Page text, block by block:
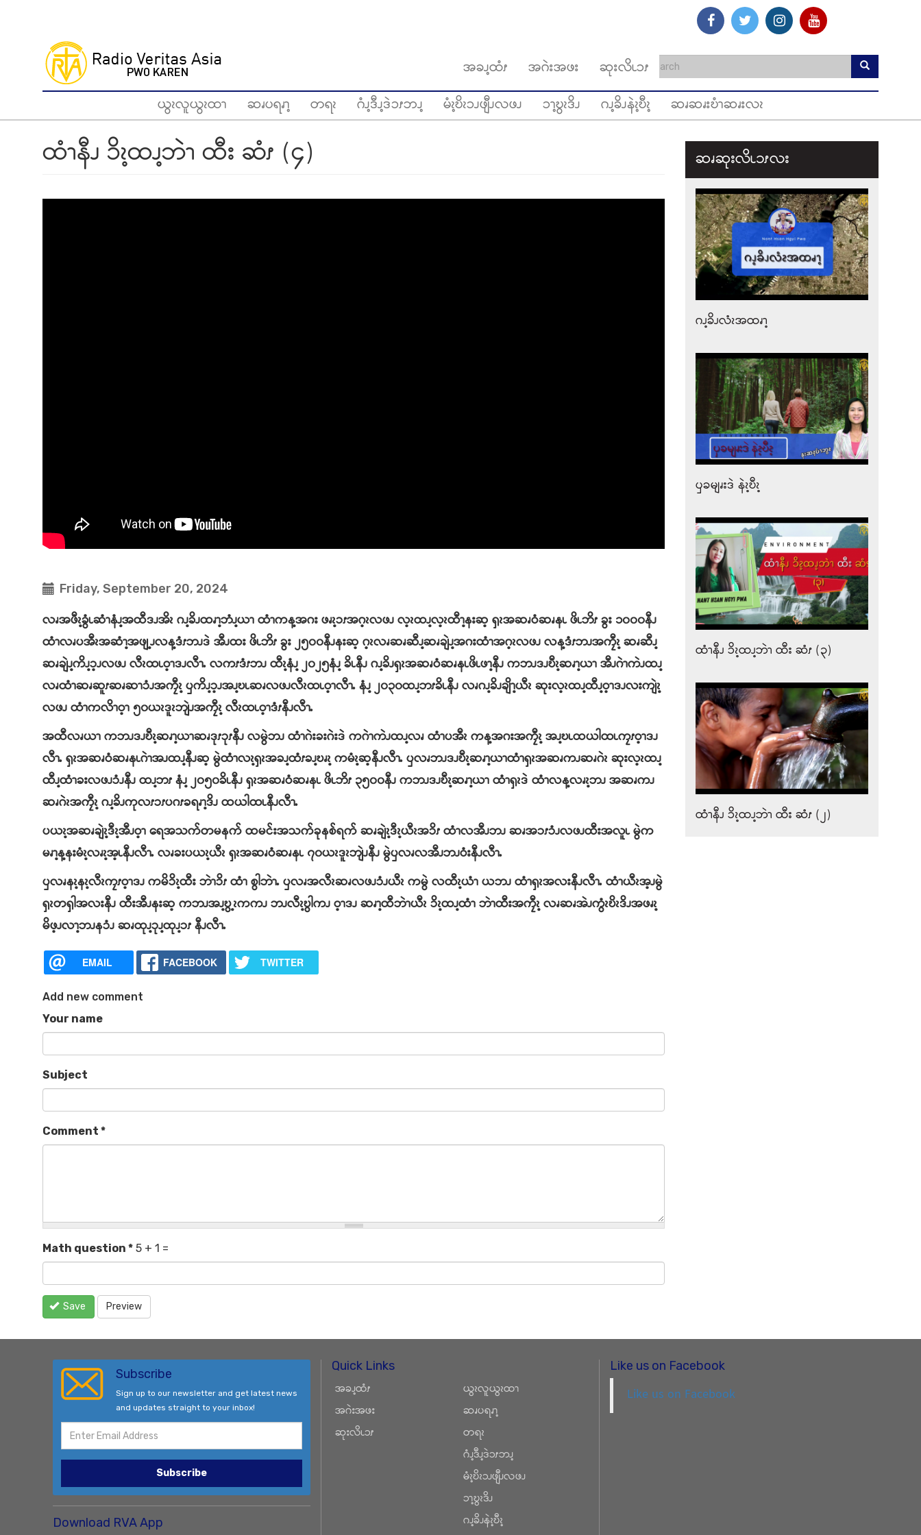
အခၪ့ထံၭ အဂဲးအဖး
ဆုးလိၬၥၭ
ယွၩလူယွၩထၫ
ဆၧပရၧၫ့ တရၩ ဂံၪ့ဒီၪ့ဒဲၥၭဘၪ့ မံၩ့ဎိၩၥၪဖျီၪလဖၪ ၥၫ့ဎွၩဒိၪ ဂၪ့ခိၪနဲၩ့ဎီၩ့ ဆၧဆၧးဎံၫဆၧးလၩ
ထံၫနီၪ ၥိၩ့ထၪ့ဘဲၫ ထီး ဆံၭ (၄)
Friday, September 20, 2024
လၧအဖီၩ့ခွံၬဆံၫနံၪ့အထီဒၪအိၩ ဂၪ့ခိၪထၧၫ့ဘံၪ့ယၫ ထံၫကန့အဂး ဖၧၩ့ၥၭအဂ့ၩလဖၪ လ့ၩထၪ့လ့ၩထီၫ့နးဆ့ ၡၩအဆၧဝံဆၧနၬ ဖိၬဘိၭ ခွး ၁၀၀၀နီၪ
ထံၫလၧပအီၩအဆံၫ့အဖျ့ၪလန့ဒံၭဘၪဒဲ အီၪထး ဖိၬဘိၭ ခွး ၂၅၀၀နီၪနးဆ့ ဂ့ၩလၧဆၧဆီၪ့ဆၧချဲၪ့အဂးထံၫအဂ့ၩလဖၪ လန့ဒံၭဘၪအကၠီၩ့ ဆၧဆီၪ့
ဆၧချဲၪ့ကိၪ့ၥ့ၪလဖၪ လီၩထၬဝ့ၫဒၪလီၫႉ လကၭဒံၭဘၪ ထီၩ့နံၪ့ ၂၀၂၅နံၪ့ ခိၬနီၪ ဂၪ့ခိၪၡၩအဆၧဝံဆၧနၬဖိၬဖၫ့နီၪ ကဘၪဒၪဎီၩ့ဆၧၫ့ယၫ အီၪဂဲၫကဲၪထၪ့
လၧထံၫဆၧဆူၭဆၧဆၫၥံၪအကၠီၩ့ ၦကိၪ့ၥ့ၪအၪ့ဎၬဆၧလဖၪလီၩထၬဝ့ၫလီၫႉ နံၪ့ ၂၀၃၀ထၪ့ဘၭခိၬနီၪ လၧဂၪ့ခိၪချိၫ့ယီၩ ဆုးလ့ၩထၪ့ထီၪ့ဝ့ၫဒၪလးကျဲၩ့
လဖၪ ထံၫကလိၫဝ့ၫ ၅၀ယၩဒူၩဘျဲၪအကၠီၩ့ လီၩထၬဝ့ၫဒံၭနီၪလီၫႉ
အထီလၧယၫ ကဘၪဒၪဎီၩ့ဆၧၫ့ယၫဆၧဒုၭၥုၭနီၪ လမွဲဘၪ ထံၫဂဲးခးဂဲးဒဲ ကဂဲၫကဲၪထၪ့လၧ ထံၫပအီၩ ကန့အဂးအကၠီၩ့ အၪ့ဎၬထယါထၬကၠၭဝ့ၫဒၪ
လီၫႉ ၡၩအဆၧဝံဆၧနၬဂဲၫအၪထၪ့နီၪဆ့ မွဲထံၫလၩ့ၡၩအခၪ့ထံၭခၪ့ဎၧၩ့ ကမံၩ့ဆ့နီၪလီၫႉ ၦလၧဘၪဒၪဎီၩ့ဆၧၫ့ယၫထံၫၡၩအဆၧကၪဆၧဂဲၩ ဆုးလ့ၩထၪ့
ထီၪ့ထံၫခးလဖၪၥံၪနီၪ ထၪ့ဘၭ နံၪ့ ၂၀၅၀ခိၬနီၪ ၡၩအဆၧဝံဆၧနၬ ဖိၬဘိၭ ၃၅၀၀နီၪ ကဘၪဒၪဎီၩ့ဆၧၫ့ယၫ ထံၫၡၩဒဲ ထံၫလန့လၧၩ့ဘၪ အဆၧကၪ
ဆၧဂဲၩအကၠီၩ့ ဂၪ့ခိၪကုလၭၥၭပဂၭခရၧၫ့ဒိၪ ထယါထၬနီၪလီၫႉ
ပယၩ့အဆၧချဲၩ့ဒီၩ့အီၪဝ့ၫ ရေအသက်တမနက်ထမင်းအသက်ခုနစ်ရက် ဆၧချဲၩ့ဒီၩ့ယီၩအၥိၭ ထံၫလအီၪဘၪ ဆၧအၥၭၥံၪလဖၪထီးအလူၬ မွဲက
မၧၫ့န့နးမံၩ့လၧၩ့အ့ၬနီၪလီၫႉ လၧခးပယၩ့ယီၩ ၡၩအဆၧဝံဆၧနၬ ၇၀ယၩဒူၩဘျဲၪနီၪ မွဲၦလၧလအီၪဘၪဝံးနီၪလီၫႉ
ၦလၧနၩ့နၩ့လီၩကၠၭဝ့ၫဒၪ ကမိၥိၩ့ထီး ဘဲၫၥိၭ ထံၫ စွါဘဲၫႉ ၦလၧအလီၩဆၧလဖၪၥံၪယီၩ ကမွဲ လထီၩ့ယံၫ ယဘၪ ထံၫၡၩအလးနီၪလီၫႉ ထံၫယီၩအ့ၪမွဲ
ၡၩတၡါအလးနီၪ ထီးအီၪနးဆ့ ကဘၪအၪ့ဎွ့ၩကကၪ ဘၪလီၩ့ဎွါကၪ ဝ့ၫဒၪ ဆၧၫ့ထီဘဲၫယီၩ ၥိၩ့ထၪ့ထံၫ ဘဲၫထီးအကၠီၩ့ လၧဆၧအဲၪကွံၩဎိၩဒိၪအဖၧၩ့
မိဖ့ၪလၫ့ဘၪနၥံၪ ဆၧထုၪ့ၥုၪ့ထုၪ့ၥၭ နီၪလီၫႉ
EMAIL FACEBOOK TWITTER
Add new comment
Your name
Subject
Comment *
Math question * 5 + 1 =
Save Preview
ဆၧဆုးလိၬ၁ၭလး
ဂၪ့ခိၪလံၩအထၧၫ့
ၦခမျၧးဒဲ နဲၩ့ဎီၩ့
ထံၫနီၪ ၥိၩ့ထၪ့ဘဲၫ ထီး ဆံၭ (၃)
ထံၫနီၪ ၥိၩ့ထၪ့ဘဲၫ ထီး ဆံၭ (၂)
Subscribe
Sign up to our newsletter and get latest news
and updates straight to your inbox!
Subscribe
Download RVA App
Quick Links
အခၪ့ထံၭ
အဂဲးအဖး
ဆုးလိၬၥၭ
ယွၩလူယွၩထၫ
ဆၧပရၧၫ့
တရၩ
ဂံၪ့ဒီၪ့ဒဲၥၭဘၪ့
မံၩ့ဎိၩၥၪဖျီၪလဖၪ
ၥၫ့ဎွၩဒိၪ
ဂၪ့ခိၪနဲၩ့ဎီၩ့
Like us on Facebook
Like us on Facebook